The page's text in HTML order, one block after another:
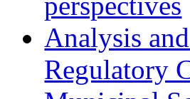
Analysis
Regulatory